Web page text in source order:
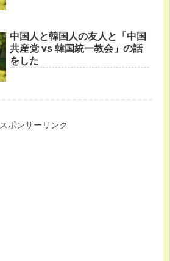
中国人と韓国人の友人と「中国
共産党 vs 韓国統一教会」の話
をした
スポンサーリンク